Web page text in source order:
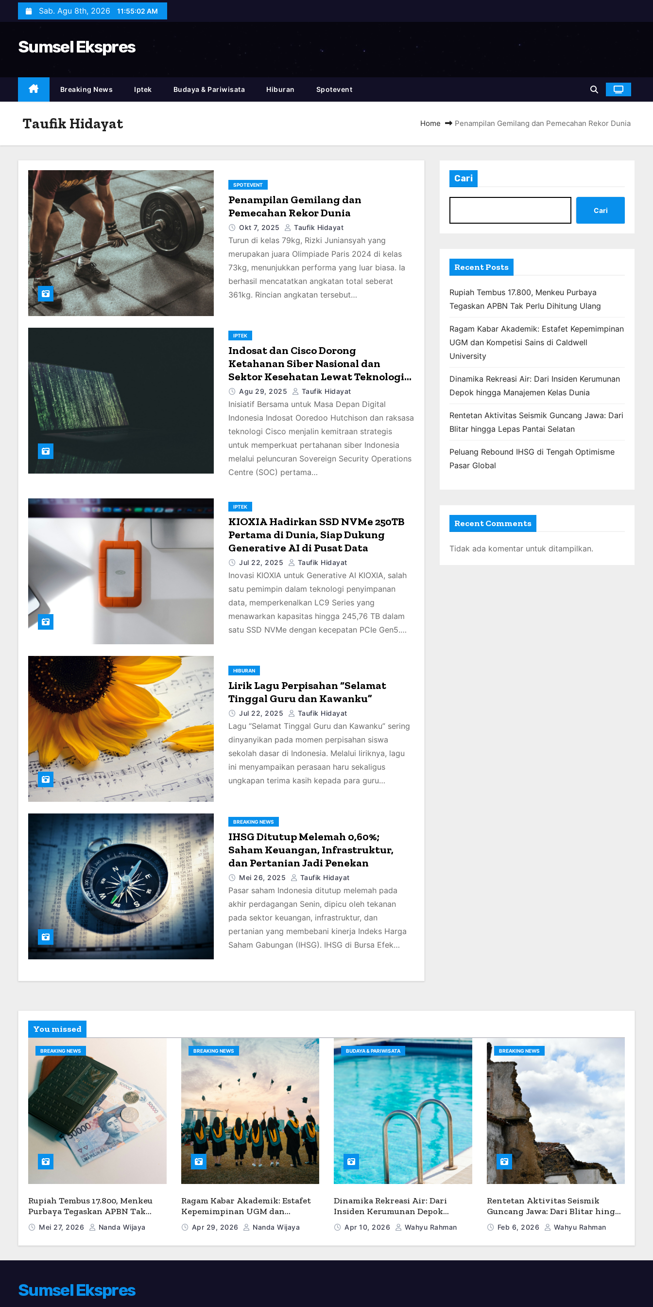
o
Sab. Agu 8th, 2026 11:55:03 AM
Sumsel Ekspres
Breaking News Iptek Budaya & Pariwisata Hiburan Spotevent
Taufik Hidayat Home Penampilan Gemilang dan Pemecahan Rekor Dunia
SPOTEVENT
Penampilan Gemilang dan
Pemecahan Rekor Dunia
Okt 7, 2025 Taufik Hidayat
Turun di kelas 79kg, Rizki Juniansyah yang
merupakan juara Olimpiade Paris 2024 di kelas
73kg, menunjukkan performa yang luar biasa. Ia
berhasil mencatatkan angkatan total seberat
361kg. Rincian angkatan tersebut…
IPTEK
Indosat dan Cisco Dorong
Ketahanan Siber Nasional dan
Sektor Kesehatan Lewat Teknologi
AI dan Kolaborasi Strategis
Agu 29, 2025 Taufik Hidayat
Inisiatif Bersama untuk Masa Depan Digital
Indonesia Indosat Ooredoo Hutchison dan raksasa
teknologi Cisco menjalin kemitraan strategis
untuk memperkuat pertahanan siber Indonesia
melalui peluncuran Sovereign Security Operations
Centre (SOC) pertama…
IPTEK
KIOXIA Hadirkan SSD NVMe 250TB
Pertama di Dunia, Siap Dukung
Generative AI di Pusat Data
Jul 22, 2025 Taufik Hidayat
Inovasi KIOXIA untuk Generative AI KIOXIA, salah
satu pemimpin dalam teknologi penyimpanan
data, memperkenalkan LC9 Series yang
menawarkan kapasitas hingga 245,76 TB dalam
satu SSD NVMe dengan kecepatan PCIe Gen5.…
HIBURAN
Lirik Lagu Perpisahan “Selamat
Tinggal Guru dan Kawanku”
Jul 22, 2025 Taufik Hidayat
Lagu “Selamat Tinggal Guru dan Kawanku” sering
dinyanyikan pada momen perpisahan siswa
sekolah dasar di Indonesia. Melalui liriknya, lagu
ini menyampaikan perasaan haru sekaligus
ungkapan terima kasih kepada para guru…
BREAKING NEWS
IHSG Ditutup Melemah 0,60%;
Saham Keuangan, Infrastruktur,
dan Pertanian Jadi Penekan
Mei 26, 2025 Taufik Hidayat
Pasar saham Indonesia ditutup melemah pada
akhir perdagangan Senin, dipicu oleh tekanan
pada sektor keuangan, infrastruktur, dan
pertanian yang membebani kinerja Indeks Harga
Saham Gabungan (IHSG). IHSG di Bursa Efek…
Cari
Cari
Recent Posts
Rupiah Tembus 17.800, Menkeu Purbaya
Tegaskan APBN Tak Perlu Dihitung Ulang
Ragam Kabar Akademik: Estafet Kepemimpinan
UGM dan Kompetisi Sains di Caldwell
University
Dinamika Rekreasi Air: Dari Insiden Kerumunan
Depok hingga Manajemen Kelas Dunia
Rentetan Aktivitas Seismik Guncang Jawa: Dari
Blitar hingga Lepas Pantai Selatan
Peluang Rebound IHSG di Tengah Optimisme
Pasar Global
Recent Comments
Tidak ada komentar untuk ditampilkan.
You missed
BREAKING NEWS
Rupiah Tembus 17.800, Menkeu
Purbaya Tegaskan APBN Tak
Perlu Dihitung Ulang
Mei 27, 2026 Nanda Wijaya
BREAKING NEWS
Ragam Kabar Akademik: Estafet
Kepemimpinan UGM dan
Kompetisi Sains di Caldwell
University
Apr 29, 2026 Nanda Wijaya
BUDAYA & PARIWISATA
Dinamika Rekreasi Air: Dari
Insiden Kerumunan Depok
hingga Manajemen Kelas Dunia
Apr 10, 2026 Wahyu Rahman
BREAKING NEWS
Rentetan Aktivitas Seismik
Guncang Jawa: Dari Blitar hingga
Lepas Pantai Selatan
Feb 6, 2026 Wahyu Rahman
Sumsel Ekspres